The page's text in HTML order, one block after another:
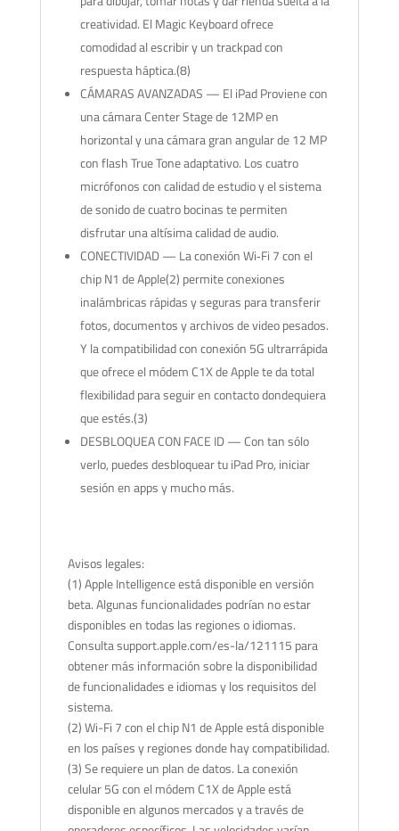
creatividad. El Magic Keyboard ofrece
comodidad al escribir y un trackpad con
respuesta háptica.(8)
CÁMARAS AVANZADAS — El iPad Proviene con
una cámara Center Stage de 12MP en
horizontal y una cámara gran angular de 12 MP
con flash True Tone adaptativo. Los cuatro
micrófonos con calidad de estudio y el sistema
de sonido de cuatro bocinas te permiten
disfrutar una altísima calidad de audio.
CONECTIVIDAD — La conexión Wi‐Fi 7 con el
chip N1 de Apple(2) permite conexiones
inalámbricas rápidas y seguras para transferir
fotos, documentos y archivos de video pesados.
Y la compatibilidad con conexión 5G ultrarrápida
que ofrece el módem C1X de Apple te da total
flexibilidad para seguir en contacto dondequiera
que estés.(3)
DESBLOQUEA CON FACE ID — Con tan sólo
verlo, puedes desbloquear tu iPad Pro, iniciar
sesión en apps y mucho más.
Avisos legales:
(1) Apple Intelligence está disponible en versión
beta. Algunas funcionalidades podrían no estar
disponibles en todas las regiones o idiomas.
Consulta support.apple.com/es-la/121115 para
obtener más información sobre la disponibilidad
de funcionalidades e idiomas y los requisitos del
sistema.
(2) Wi-Fi 7 con el chip N1 de Apple está disponible
en los países y regiones donde hay compatibilidad.
(3) Se requiere un plan de datos. La conexión
celular 5G con el módem C1X de Apple está
disponible en algunos mercados y a través de